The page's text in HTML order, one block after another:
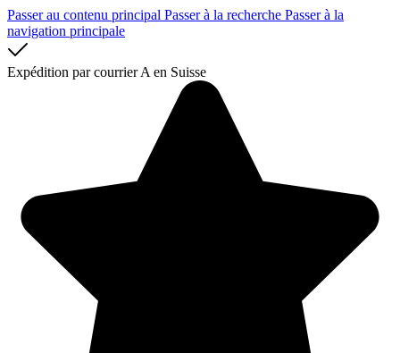
Passer au contenu principal Passer à la recherche Passer à la
navigation principale
Expédition par courrier A en Suisse